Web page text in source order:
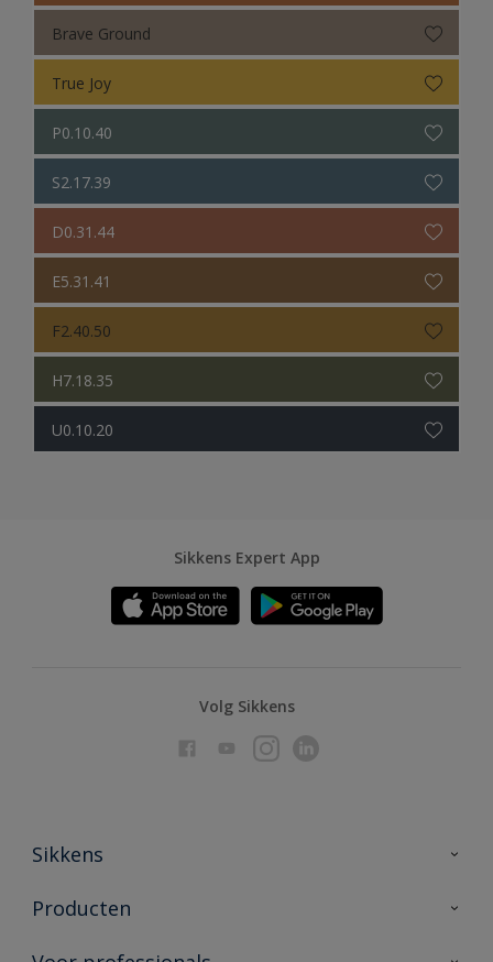
Brave Ground
True Joy
P0.10.40
S2.17.39
D0.31.44
E5.31.41
F2.40.50
H7.18.35
U0.10.20
Sikkens Expert App
Volg Sikkens
Sikkens
Over Sikkens
Producten
Producten voor binnen